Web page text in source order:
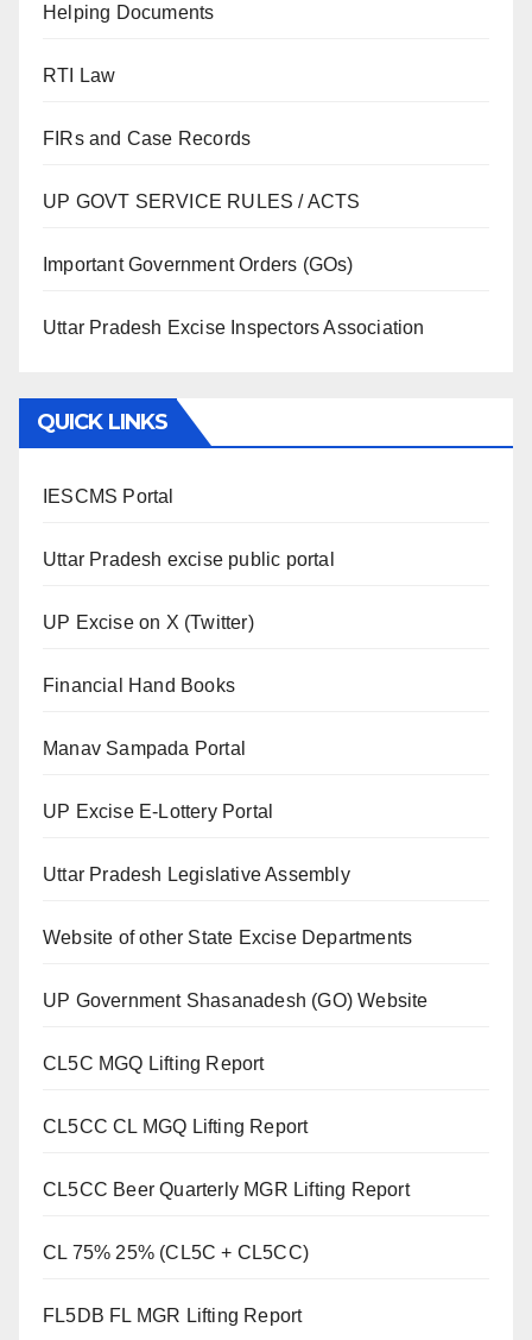
Helping Documents
RTI Law
FIRs and Case Records
UP GOVT SERVICE RULES / ACTS
Important Government Orders (GOs)
Uttar Pradesh Excise Inspectors Association
QUICK LINKS
IESCMS Portal
Uttar Pradesh excise public portal
UP Excise on X (Twitter)
Financial Hand Books
Manav Sampada Portal
UP Excise E-Lottery Portal
Uttar Pradesh Legislative Assembly
Website of other State Excise Departments
UP Government Shasanadesh (GO) Website
CL5C MGQ Lifting Report
CL5CC CL MGQ Lifting Report
CL5CC Beer Quarterly MGR Lifting Report
CL 75% 25% (CL5C + CL5CC)
FL5DB FL MGR Lifting Report